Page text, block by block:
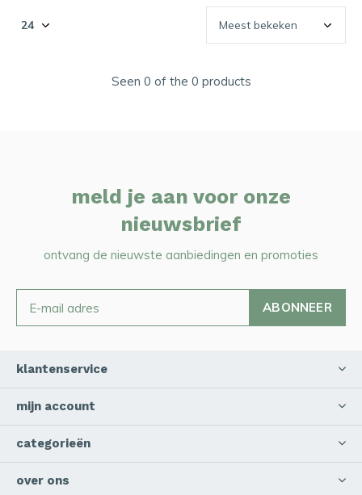
Seen 0 of the 0 products
meld je aan voor onze
nieuwsbrief
ontvang de nieuwste aanbiedingen en promoties
ABONNEER
klantenservice
mijn account
categorieën
over ons